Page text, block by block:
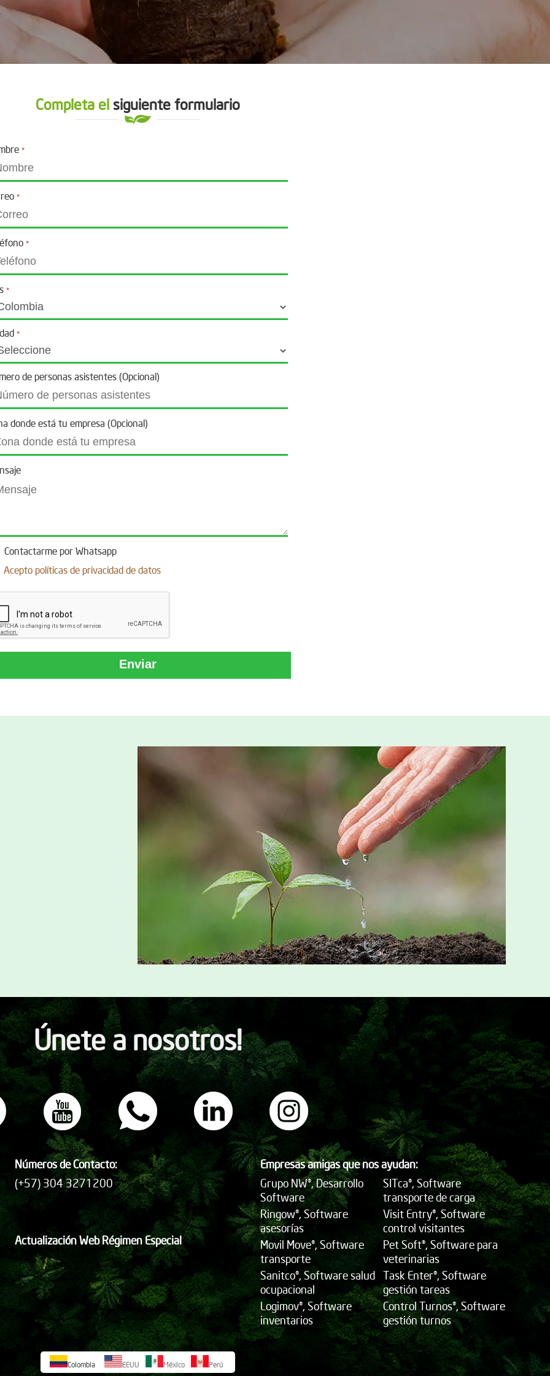
Completa elsiguiente formulario
*
*
*
*
*
de personas asistentes (Opcional)
donde está tu empresa (Opcional)
Contactarme por Whatsapp
Acepto políticas de privacidad de datos
Únete a nosotros!
Números de Contacto:
(+57) 304 3271200
Actualización Web Régimen Especial
Empresas amigas que nos ayudan:
Grupo NW®, Desarrollo
Software
Ringow®, Software
asesorías
Movil Move®, Software
transporte
Sanitco®, Software salud
ocupacional
Logimov®, Software
inventarios
SITca®, Software
transporte de carga
Visit Entry®, Software
control visitantes
Pet Soft®, Software para
veterinarias
Task Enter®, Software
gestión tareas
Control Turnos®, Software
gestión turnos
Colombia EEUU México Perú